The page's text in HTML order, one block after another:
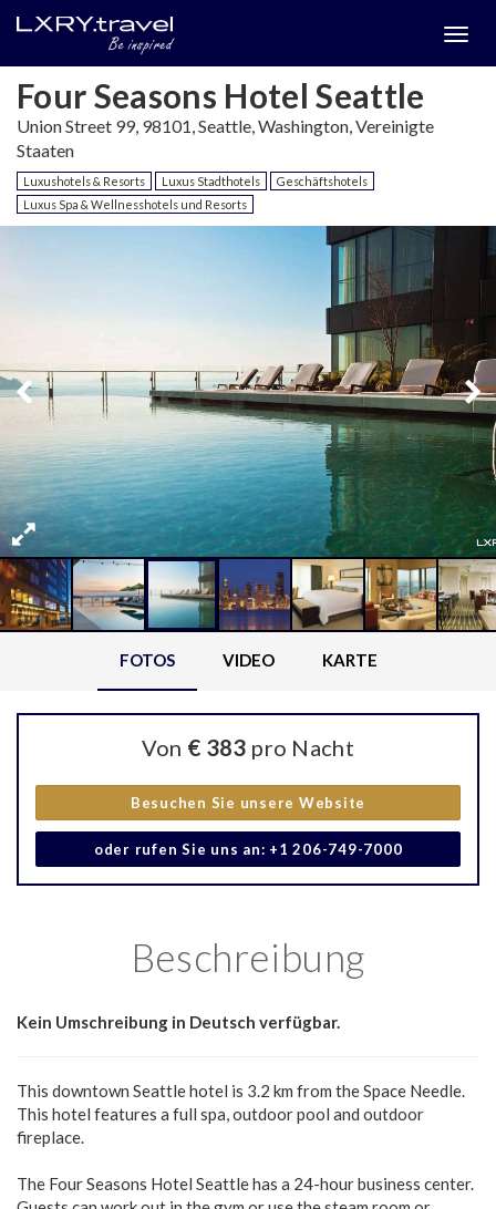
Four Seasons Hotel Seattle
Union Street 99, 98101, Seattle, Washington, Vereinigte
Staaten
Luxushotels & Resorts Luxus Stadthotels
Geschäftshotels
Luxus Spa & Wellnesshotels und Resorts
FOTOS VIDEO KARTE
Von € 383 pro Nacht
Besuchen Sie unsere Website
oder rufen Sie uns an: +1 206-749-7000
Beschreibung
Kein Umschreibung in Deutsch verfügbar.
This downtown Seattle hotel is 3.2 km from the Space Needle.
This hotel features a full spa, outdoor pool and outdoor
fireplace.
The Four Seasons Hotel Seattle has a 24-hour business center.